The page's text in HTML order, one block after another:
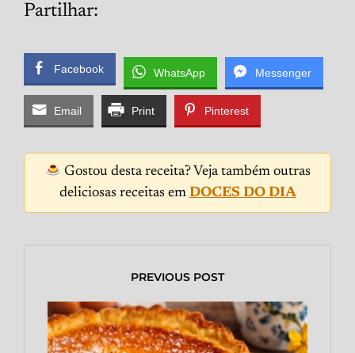
Partilhar:
Facebook WhatsApp Messenger
Email Print Pinterest
Gostou desta receita? Veja também outras
deliciosas receitas em DOCES DO DIA
PREVIOUS POST